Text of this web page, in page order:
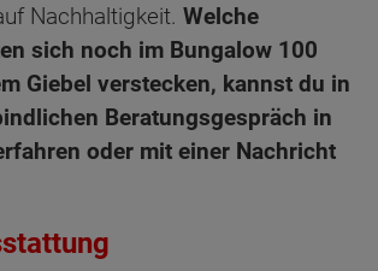
Nachhaltigkeit. Welche
sich noch im Bungalow 100
Giebel verstecken, kannst du in
Beratungsgespräch in
oder mit einer Nachricht